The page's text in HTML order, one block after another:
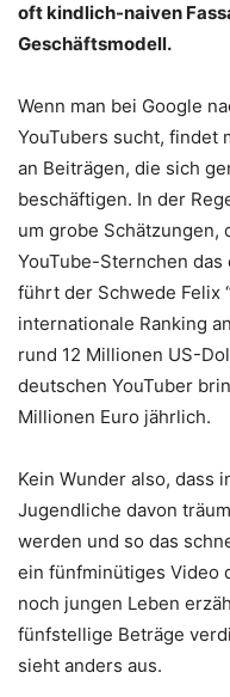
oft kindlich-naiven
Geschäftsmodell.
Wenn man bei Google
YouTubers sucht, findet
an Beiträgen, die sich
beschäftigen. In der
um grobe
YouTube-Sternchen
führt der Schwede Felix
internationale Ranking
rund 12 Millionen US-
deutschen YouTuber
Millionen Euro jährlich.
Kein Wunder also, dass
Jugendliche davon
werden und so das
ein fünfminütiges Video
noch jungen Leben
fünfstellige Beträge
sieht anders aus.